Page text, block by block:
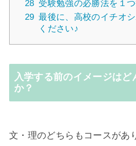
28 受験勉強の必勝法を１
29 最後に、高校のイチオ
ください♪
入学する前のイメージはど
か？
文・理のどちらもコースがあ